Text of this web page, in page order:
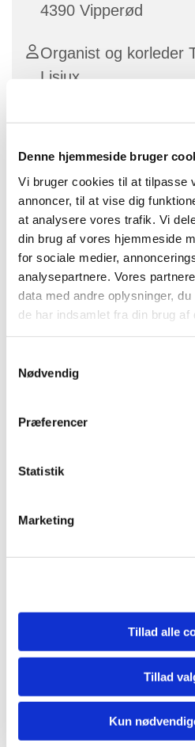
Denne hjemmeside bruger
Vi bruger cookies til at tilpasse
annoncer, til at vise dig
at analysere vores trafik. Vi
din brug af vores hjemmeside
for sociale medier,
analysepartnere. Vores
data med andre oplysninger,
de har indsamlet fra din brug af
Nødvendig
Præferencer
Statistik
Marketing
Tillad alle
Tillad
Kun
4390 Vipperød
Organist og korleder
Lisiux
Vipperød Kammerkor er et
som synger både a cappella-
og orkester. Vi har i
Messias og i 2026 bliver det
Mozarts Requiem. Det er
øver tirsdage kl. 19.00-21.00 i
ledes af Teresemarie Lisiux,
Kirkerne i Vipperød.
begynder prøver igen tirsdag
mindre optagelsesprøve.
følge en node. Bladsang er
fordel.